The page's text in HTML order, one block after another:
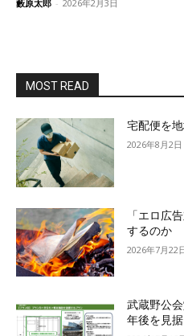
藪原太郎 - 2026年2月3日
MOST READ
宅配便を
2026年8月2日
「エロ広
するのか
2026年7月22
武蔵野公
年後を見